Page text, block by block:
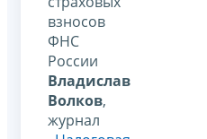
взносов
ФНС
России
Владислав
Волков,
журнал